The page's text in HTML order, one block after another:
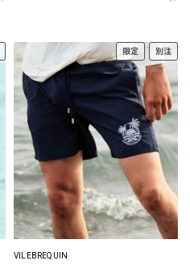
限定 別注
VILEBREQUIN